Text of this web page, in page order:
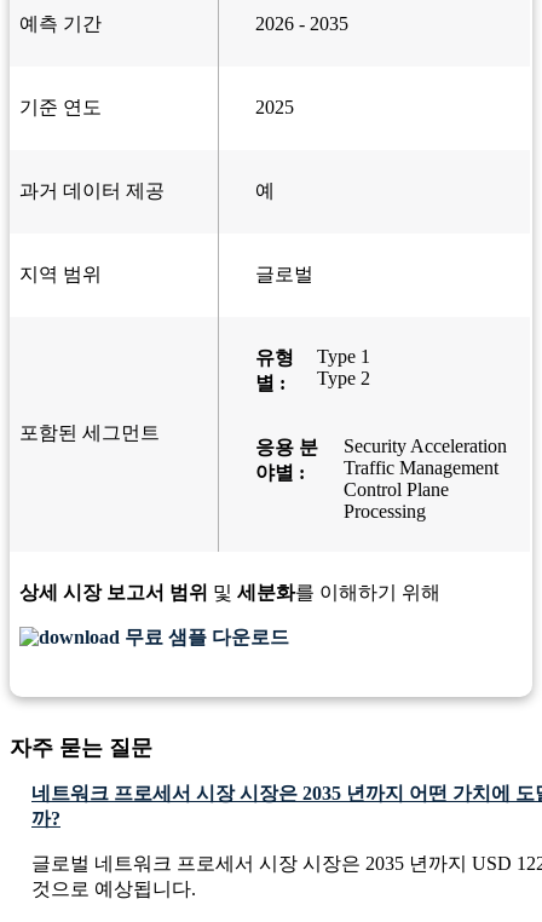
예측 기간 2026 - 2035
기준 연도 2025
과거 데이터 제공 예
지역 범위 글로벌
포함된 세그먼트
유형
별 :
Type 1
Type 2
응용 분
야별 :
Security Acceleration
Traffic Management
Control Plane
Processing
상세 시장 보고서 범위 및 세분화를 이해하기 위해
무료 샘플 다운로드
자주 묻는 질문
네트워크 프로세서 시장 시장은 2035 년까지 어떤 가치에
까?
글로벌 네트워크 프로세서 시장 시장은 2035 년까지 USD
것으로 예상됩니다.